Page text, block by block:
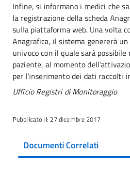
Infine, si informano i medici che
la registrazione della scheda
sulla piattaforma web. Una volta
Anagrafica, il sistema genererà
univoco con il quale sarà
paziente, al momento
per l’inserimento dei dati raccolti
Ufficio Registri di Monitoraggio
Pubblicato il: 27 dicembre 2017
Documenti Correlati